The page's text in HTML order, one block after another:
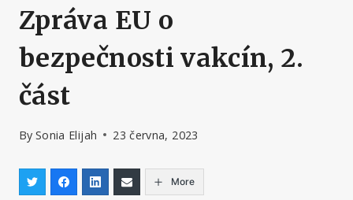
Zpráva EU o
bezpečnosti vakcín, 2.
část
By Sonia Elijah 23 června, 2023
More